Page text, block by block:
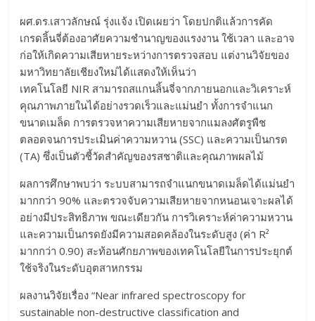
ผศ.ดร.เสาวลักษณ์ รุ่งแจ้ง เปิดเผยว่า โดยปกติแล้วการคัด
เกรดลิ้นจี่ต้องอาศัยความชำนาญของแรงงาน ใช้เวลา และอาจ
ก่อให้เกิดความเสียหายระหว่างการตรวจสอบ แต่งานวิจัยของ
มหาวิทยาลัยเชียงใหม่ได้แสดงให้เห็นว่า
เทคโนโลยี NIR สามารถสแกนลิ้นจี่จากภายนอกและวิเคราะห์
คุณภาพภายในได้อย่างรวดเร็วและแม่นยำ ทั้งการจำแนก
ขนาดเมล็ด การตรวจหาความเสียหายจากแมลงศัตรูพืช
ตลอดจนการประเมินค่าความหวาน (SSC) และความเป็นกรด
(TA) ซึ่งเป็นตัวชี้วัดสำคัญของรสชาติและคุณภาพผลไม้
​ผลการศึกษาพบว่า ระบบสามารถจำแนกขนาดเมล็ดได้แม่นยำ
มากกว่า 90% และตรวจจับความเสียหายจากหนอนเจาะผลได้
อย่างมีประสิทธิภาพ ขณะเดียวกัน การวิเคราะห์ค่าความหวาน
และความเป็นกรดยังมีความสอดคล้องในระดับสูง (ค่า R²
มากกว่า 0.90) สะท้อนศักยภาพของเทคโนโลยีในการประยุกต์
ใช้จริงในระดับอุตสาหกรรม
​ผลงานวิจัยเรื่อง “Near infrared spectroscopy for
sustainable non-destructive classification and